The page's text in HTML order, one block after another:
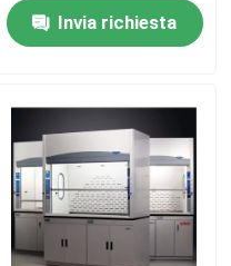
Invia richiesta